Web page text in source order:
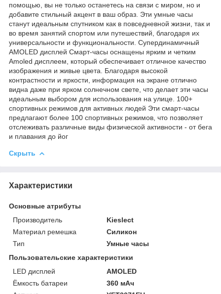
помощью, вы не только останетесь на связи с миром, но и
добавите стильный акцент в ваш образ. Эти умные часы
станут идеальным спутником как в повседневной жизни, так и
во время занятий спортом или путешествий, благодаря их
универсальности и функциональности. Супердинамичный
AMOLED дисплей Смарт-часы оснащены ярким и четким
Amoled дисплеем, который обеспечивает отличное качество
изображения и живые цвета. Благодаря высокой
контрастности и яркости, информация на экране отлично
видна даже при ярком солнечном свете, что делает эти часы
идеальным выбором для использования на улице. 100+
спортивных режимов для активных людей Эти смарт-часы
предлагают более 100 спортивных режимов, что позволяет
отслеживать различные виды физической активности - от бега
и плавания до йог
Скрыть
Характеристики
Основные атрибуты
Производитель
Kieslect
Материал ремешка
Силикон
Тип
Умные часы
Пользовательские характеристики
LED дисплей
AMOLED
Ёмкость батареи
360 мАч